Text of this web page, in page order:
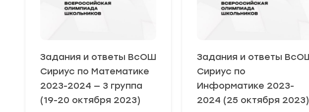
Задания и ответы ВсОШ
Сириус по Математике
2023-2024 — 3 группа
(19-20 октября 2023)
Задания и ответы
Сириус по
Информатике 2023-
2024 (25 октября 2023)